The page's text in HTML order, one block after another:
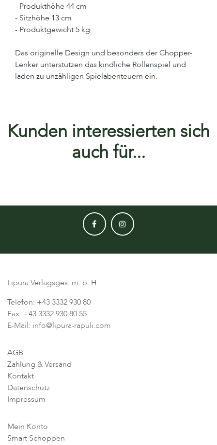
- Produkthöhe 44 cm
- Sitzhöhe 13 cm
- Produktgewicht 5 kg
Das originelle Design und besonders der Chopper-
Lenker unterstützen das kindliche Rollenspiel und
laden zu unzähligen Spielabenteuern ein.
Kunden interessierten sich
auch für...
Lipura Verlagsges. m. b. H.
Telefon: +43 3332 930 80
Fax: +43 3332 930 80 55
E-Mail: info@lipura-rapuli.com
AGB
Zahlung & Versand
Kontakt
Datenschutz
Impressum
Mein Konto
Smart Schoppen